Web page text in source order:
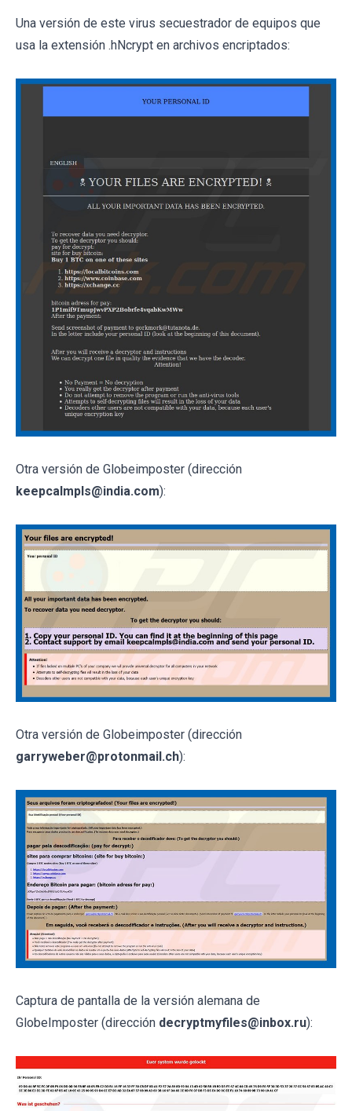
Una versión de este virus secuestrador de equipos que
usa la extensión .hNcrypt en archivos encriptados:
Otra versión de Globeimposter (dirección
keepcalmpls@india.com):
Otra versión de Globeimposter (dirección
garryweber@protonmail.ch):
Captura de pantalla de la versión alemana de
GlobeImposter (dirección decryptmyfiles@inbox.ru):